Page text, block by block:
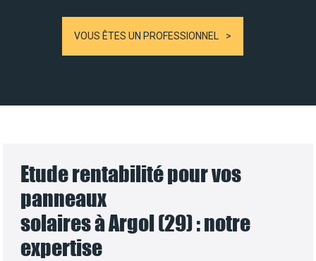
VOUS ÊTES UN PROFESSIONNEL
Etude rentabilité pour vos
panneaux
solaires à Argol (29) : notre
expertise